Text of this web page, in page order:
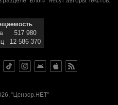
517 980
12 586 370
"Цензор.НЕТ"